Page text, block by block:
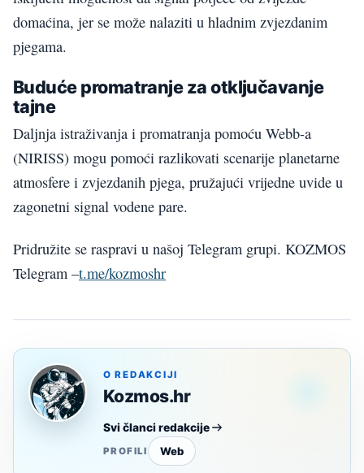
domaćina, jer se može nalaziti u hladnim zvjezdanim
pjegama.
Buduće promatranje za otključavanje
tajne
Daljnja istraživanja i promatranja pomoću Webb-a
(NIRISS) mogu pomoći razlikovati scenarije planetarne
atmosfere i zvjezdanih pjega, pružajući vrijedne uvide u
zagonetni signal vodene pare.
Pridružite se raspravi u našoj Telegram grupi. KOZMOS
Telegram –t.me/kozmoshr
O REDAKCIJI
Kozmos.hr
Svi članci redakcije
PROFILI Web